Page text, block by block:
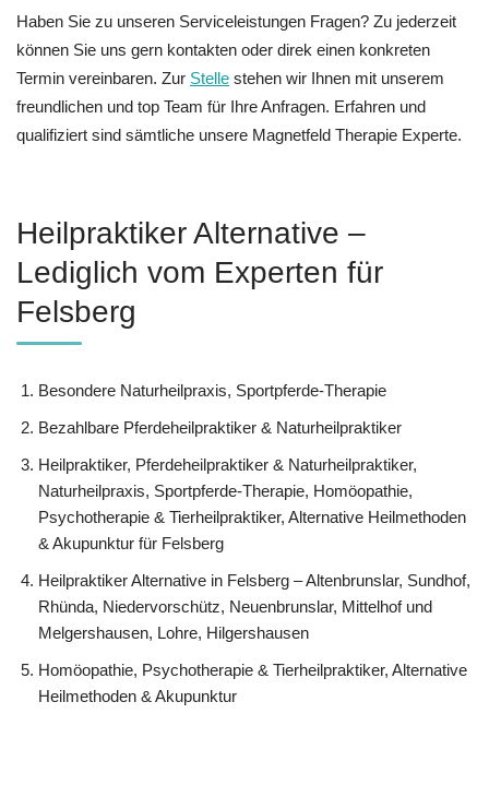
Haben Sie zu unseren Serviceleistungen Fragen? Zu jederzeit
können Sie uns gern kontakten oder direk einen konkreten
Termin vereinbaren. Zur Stelle stehen wir Ihnen mit unserem
freundlichen und top Team für Ihre Anfragen. Erfahren und
qualifiziert sind sämtliche unsere Magnetfeld Therapie Experte.
Heilpraktiker Alternative –
Lediglich vom Experten für
Felsberg
Besondere Naturheilpraxis, Sportpferde-Therapie
Bezahlbare Pferdeheilpraktiker & Naturheilpraktiker
Heilpraktiker, Pferdeheilpraktiker & Naturheilpraktiker,
Naturheilpraxis, Sportpferde-Therapie, ‎Homöopathie,
‎Psychotherapie & ‎Tierheilpraktiker, Alternative Heilmethoden
& Akupunktur für Felsberg
Heilpraktiker Alternative in Felsberg – Altenbrunslar, Sundhof,
Rhünda, Niedervorschütz, Neuenbrunslar, Mittelhof und
Melgershausen, Lohre, Hilgershausen
‎Homöopathie, ‎Psychotherapie & ‎Tierheilpraktiker, Alternative
Heilmethoden & Akupunktur